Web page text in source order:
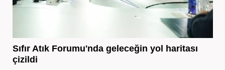
Sıfır Atık Forumu'nda geleceğin yol haritası
çizildi